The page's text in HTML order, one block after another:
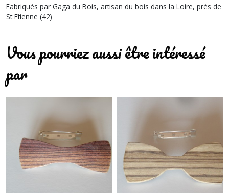
Fabriqués par Gaga du Bois, artisan du bois dans la Loire, près de
St Etienne (42)
Vous pourriez aussi être intéressé
par